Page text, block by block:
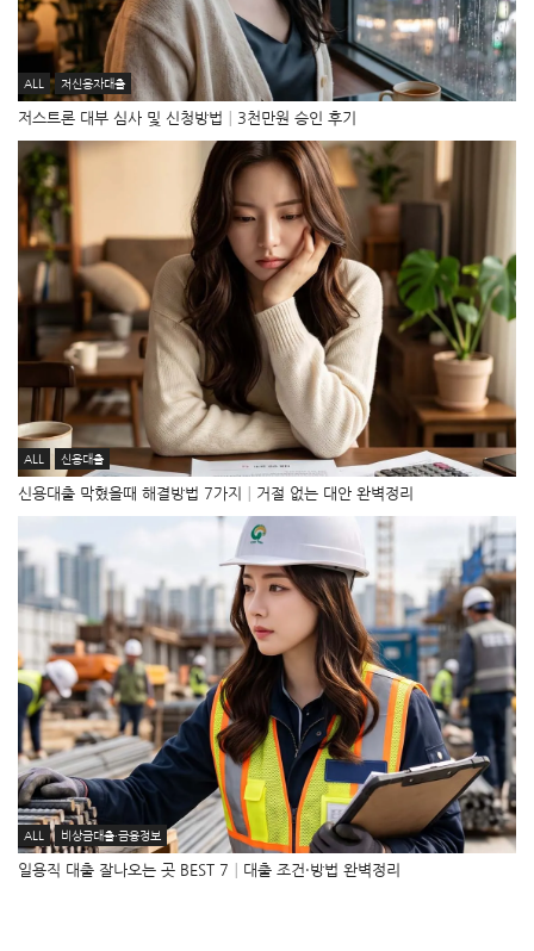
ALL 저신용자대출
저스트론 대부 심사 및 신청방법│3천만원 승인 후기
ALL 신용대출
신용대출 막혔을때 해결방법 7가지│거절 없는 대안 완벽정리
ALL 비상금대출·금융정보
일용직 대출 잘나오는 곳 BEST 7│대출 조건·방법 완벽정리